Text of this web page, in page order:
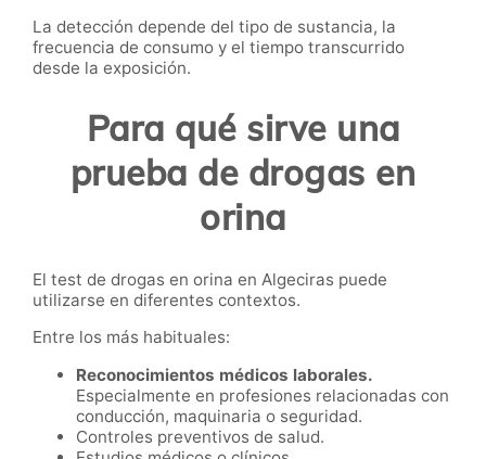
La detección depende del tipo de sustancia, la
frecuencia de consumo y el tiempo transcurrido
desde la exposición.
Para qué sirve una
prueba de drogas en
orina
El test de drogas en orina en Algeciras puede
utilizarse en diferentes contextos.
Entre los más habituales:
Reconocimientos médicos laborales.
Especialmente en profesiones relacionadas con
conducción, maquinaria o seguridad.
Controles preventivos de salud.